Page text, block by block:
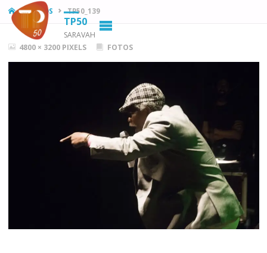
TP50
SARAVAH
HOMEFOTOS TP50_139
FULL4800 × 3200 PIXELS FOTOS